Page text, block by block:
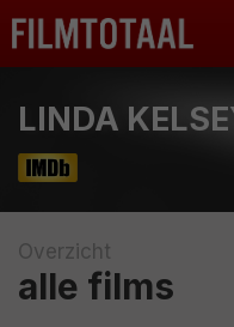
LINDA
Overzicht
alle films